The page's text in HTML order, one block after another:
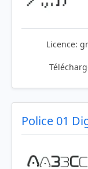
Licence:
Police 01